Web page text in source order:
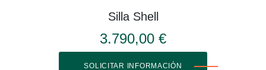
Silla Shell
3.790,00 €
SOLICITAR INFORMACIÓN